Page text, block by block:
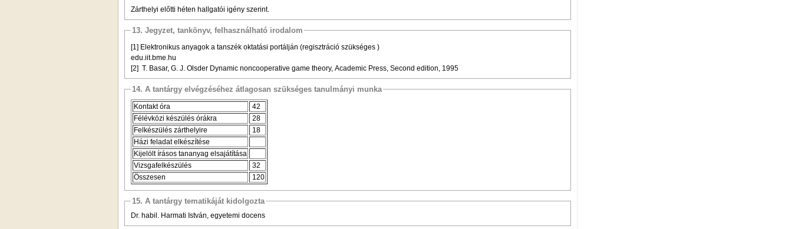
Zárthelyi előtti héten hallgatói igény szerint.
13. Jegyzet, tankönyv, felhasználható irodalom
[1] Elektronikus anyagok a tanszék oktatási portálján (regisztráció szükséges )
edu.iit.bme.hu
[2] T. Basar, G. J. Olsder Dynamic noncooperative game theory, Academic Press, Second edition, 1995
14. A tantárgy elvégzéséhez átlagosan szükséges tanulmányi munka
Kontakt óra
42
Félévközi készülés órákra
28
Felkészülés zárthelyire
18
Házi feladat elkészítése
Kijelölt írásos tananyag elsajátítása
Vizsgafelkészülés
32
Összesen
120
15. A tantárgy tematikáját kidolgozta
Dr. habil. Harmati István, egyetemi docens